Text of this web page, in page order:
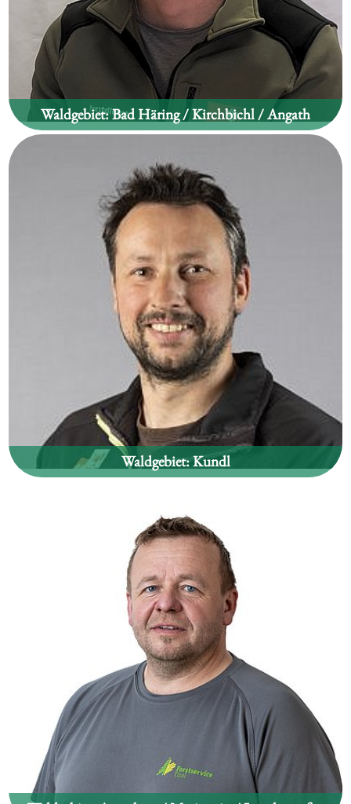
Waldgebiet:Bad Häring / Kirchbichl / Angath
Waldgebiet:Kundl